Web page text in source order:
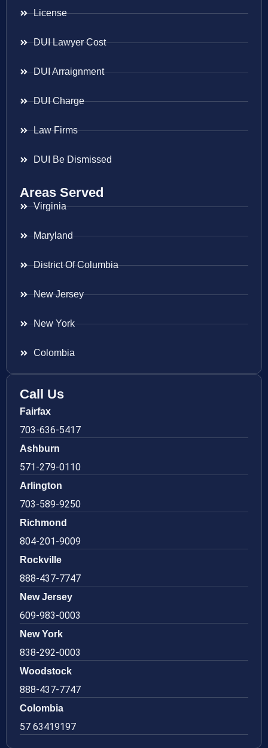
License
DUI Lawyer Cost
DUI Arraignment
DUI Charge
Law Firms
DUI Be Dismissed
Areas Served
Virginia
Maryland
District Of Columbia
New Jersey
New York
Colombia
Call Us
Fairfax
703-636-5417
Ashburn
571-279-0110
Arlington
703-589-9250
Richmond
804-201-9009
Rockville
888-437-7747
New Jersey
609-983-0003
New York
838-292-0003
Woodstock
888-437-7747
Colombia
57 63419197